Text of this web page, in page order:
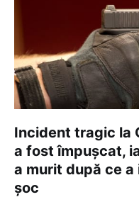
Incident tragic la
a fost împușcat,
a murit după ce
șoc